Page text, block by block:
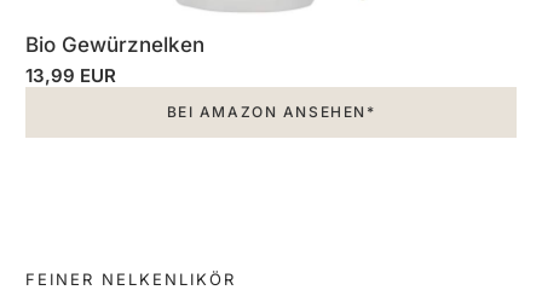
Bio Gewürznelken
13,99 EUR
BEI AMAZON ANSEHEN*
FEINER NELKENLIKÖR